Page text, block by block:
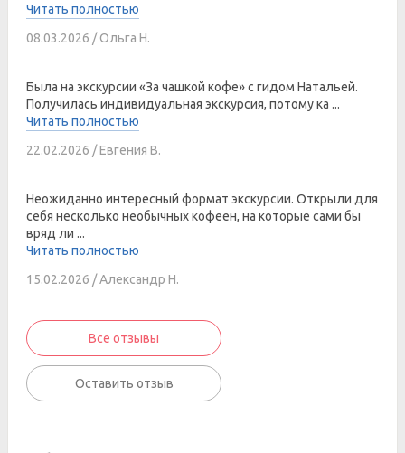
Читать полностью
08.03.2026 / Ольга Н.
Была на экскурсии «За чашкой кофе» с гидом Натальей.
Получилась индивидуальная экскурсия, потому ка ...
Читать полностью
22.02.2026 / Евгения В.
Неожиданно интересный формат экскурсии. Открыли для
себя несколько необычных кофеен, на которые сами бы
вряд ли ...
Читать полностью
15.02.2026 / Александр Н.
Все отзывы
Оставить отзыв